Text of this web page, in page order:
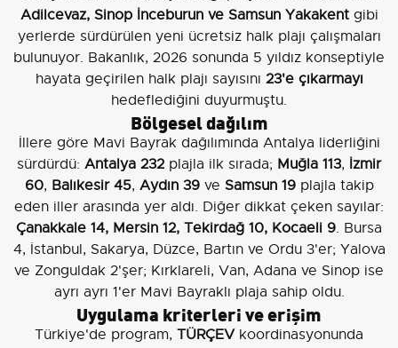
Adilcevaz, Sinop İnceburun ve Samsun Yakakentgibi
yerlerde sürdürülen yeni ücretsiz halk plajı çalışmaları
bulunuyor. Bakanlık, 2026 sonunda 5 yıldız konseptiyle
hayata geçirilen halk plajı sayısını 23'e çıkarmayı
hedeflediğini duyurmuştu.
Bölgesel dağılım
İllere göre Mavi Bayrak dağılımında Antalya liderliğini
sürdürdü: Antalya 232 plajla ilk sırada; Muğla 113, İzmir
60, Balıkesir 45, Aydın 39ve Samsun 19plajla takip
eden iller arasında yer aldı. Diğer dikkat çeken sayılar:
Çanakkale 14, Mersin 12, Tekirdağ 10, Kocaeli 9. Bursa
4, İstanbul, Sakarya, Düzce, Bartın ve Ordu 3'er; Yalova
ve Zonguldak 2'şer; Kırklareli, Van, Adana ve Sinop ise
ayrı ayrı 1'er Mavi Bayraklı plaja sahip oldu.
Uygulama kriterleri ve erişim
Türkiye'de program, TÜRÇEVkoordinasyonunda